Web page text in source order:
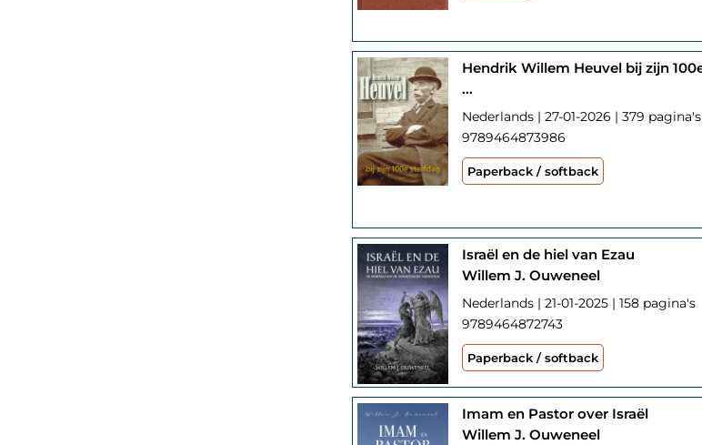
...
Nederlands | 27-01-2026 | 379 pagina's
9789464873986
Paperback / softback
Israël en de hiel van Ezau
Willem J. Ouweneel
Nederlands | 21-01-2025 | 158 pagina's
9789464872743
Paperback / softback
Imam en Pastor over Israël
Willem J. Ouweneel